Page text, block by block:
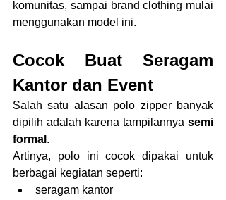
komunitas, sampai brand clothing mulai
menggunakan model ini.
Cocok Buat Seragam
Kantor dan Event
Salah satu alasan polo zipper banyak
dipilih adalah karena tampilannya semi
formal .
Artinya, polo ini cocok dipakai untuk
berbagai kegiatan seperti:
seragam kantor